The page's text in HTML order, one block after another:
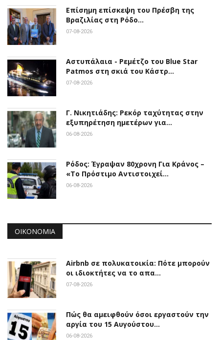
Επίσημη επίσκεψη του Πρέσβη της
Βραζιλίας στη Ρόδο…
07-08-2026
Αστυπάλαια - Ρεμέτζο του Blue Star
Patmos στη σκιά του Κάστρ…
07-08-2026
Γ. Νικητιάδης: Ρεκόρ ταχύτητας στην
εξυπηρέτηση ημετέρων για…
06-08-2026
Ρόδος: Έγραψαν 80χρονη Για Κράνος –
«Το Πρόστιμο Αντιστοιχεί…
06-08-2026
ΟΙΚΟΝΟΜΊΑ
Airbnb σε πολυκατοικία: Πότε μπορούν
οι ιδιοκτήτες να το απα…
07-08-2026
Πώς θα αμειφθούν όσοι εργαστούν την
αργία του 15 Αυγούστου…
06-08-2026